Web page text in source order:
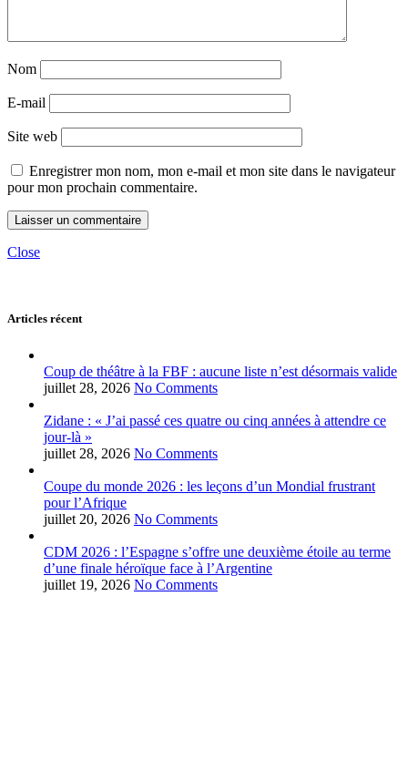
Nom
E-mail
Site web
Enregistrer mon nom, mon e-mail et mon site dans le navigateur
pour mon prochain commentaire.
Close
Articles récent
Coup de théâtre à la FBF : aucune liste n’est désormais valide
juillet 28, 2026 No Comments
Zidane : « J’ai passé ces quatre ou cinq années à attendre ce
jour-là »
juillet 28, 2026 No Comments
Coupe du monde 2026 : les leçons d’un Mondial frustrant
pour l’Afrique
juillet 20, 2026 No Comments
CDM 2026 : l’Espagne s’offre une deuxième étoile au terme
d’une finale héroïque face à l’Argentine
juillet 19, 2026 No Comments